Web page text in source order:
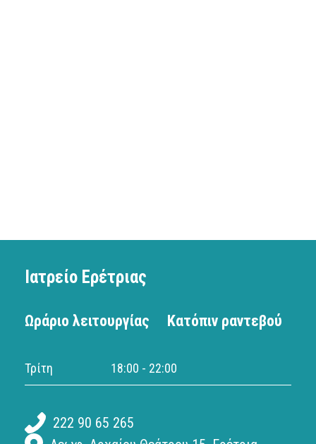
Ιατρείο Ερέτριας
Ωράριο λειτουργίας Κατόπιν ραντεβού
Τρίτη 18:00 - 22:00
222 90 65 265